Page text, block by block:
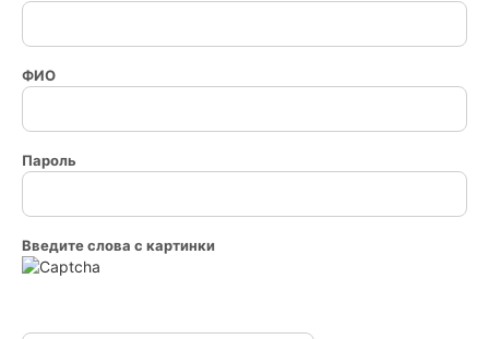
ФИО
Пароль
Введите слова с картинки